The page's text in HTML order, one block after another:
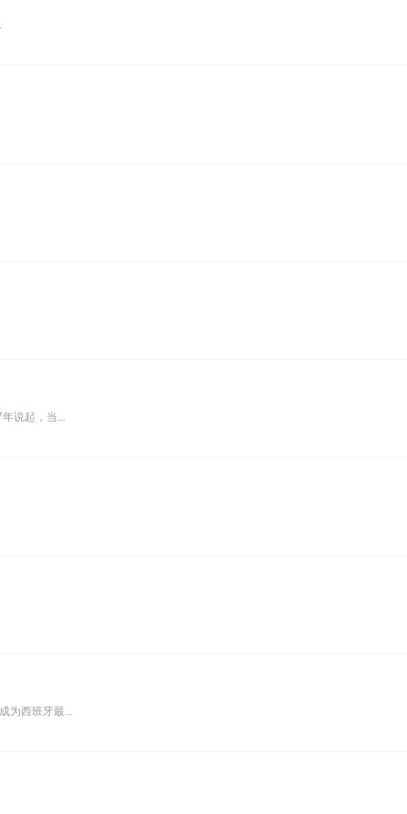
说起，当...
为西班牙最...